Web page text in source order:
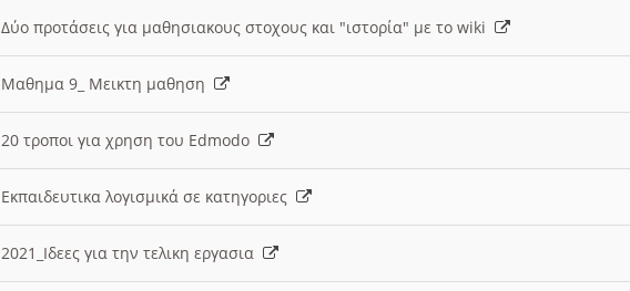
Δύο προτάσεις για μαθησιακους στοχους και "ιστορία" με το wiki
Μαθημα 9_ Μεικτη μαθηση
20 τροποι για χρηση του Edmodo
Εκπαιδευτικα λογισμικά σε κατηγοριες
2021_Ιδεες για την τελικη εργασια